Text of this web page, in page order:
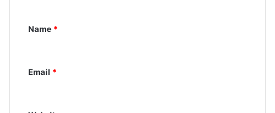
t
Name *
Email *